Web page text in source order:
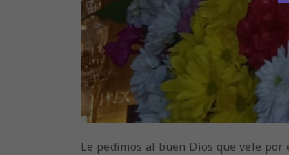
Le pedimos al buen Dios que vele